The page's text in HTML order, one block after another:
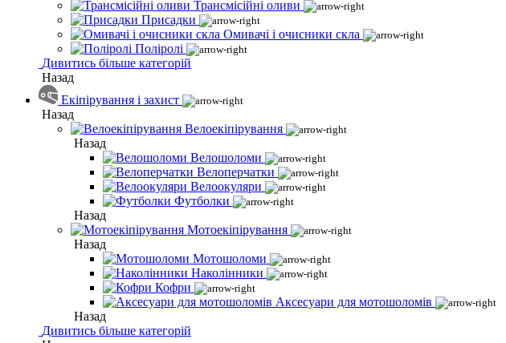
Трансмісійні оливи
Присадки
Омивачі і очисники скла
Поліролі
Дивитись більше категорій
Назад
Екіпірування і захист
Назад
Велоекіпірування
Назад
Велошоломи
Велоперчатки
Велоокуляри
Футболки
Назад
Мотоекіпірування
Назад
Мотошоломи
Наколінники
Кофри
Аксесуари для мотошоломів
Назад
Дивитись більше категорій